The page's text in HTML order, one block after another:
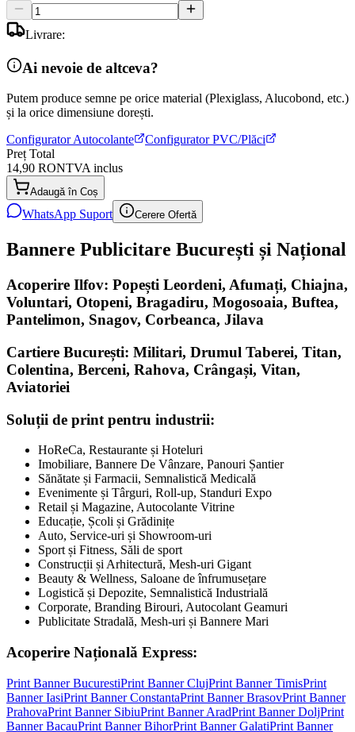
Livrare:
Ai nevoie de altceva?
Putem produce semne pe orice material (Plexiglass, Alucobond, etc.)
și la orice dimensiune dorești.
Configurator Autocolante
Configurator PVC/Plăci
Preț Total
14,90 RONTVA inclus
Adaugă în Coș
WhatsApp Suport Cerere Ofertă
Bannere Publicitare București și Național
Acoperire Ilfov: Popești Leordeni, Afumați, Chiajna,
Voluntari, Otopeni, Bragadiru, Mogosoaia, Buftea,
Pantelimon, Snagov, Corbeanca, Jilava
Cartiere București: Militari, Drumul Taberei, Titan,
Colentina, Berceni, Rahova, Crângași, Vitan,
Aviatoriei
Soluții de print pentru industrii:
HoReCa, Restaurante și Hoteluri
Imobiliare, Bannere De Vânzare, Panouri Șantier
Sănătate și Farmacii, Semnalistică Medicală
Evenimente și Târguri, Roll-up, Standuri Expo
Retail și Magazine, Autocolante Vitrine
Educație, Școli și Grădinițe
Auto, Service-uri și Showroom-uri
Sport și Fitness, Săli de sport
Construcții și Arhitectură, Mesh-uri Gigant
Beauty & Wellness, Saloane de înfrumusețare
Logistică și Depozite, Semnalistică Industrială
Corporate, Branding Birouri, Autocolant Geamuri
Publicitate Stradală, Mesh-uri și Bannere Mari
Acoperire Națională Express:
Print BannerBucurestiPrint BannerClujPrint BannerTimisPrint
BannerIasiPrint BannerConstantaPrint BannerBrasovPrint Banner
PrahovaPrint Banner SibiuPrint BannerAradPrint BannerDoljPrint
BannerBacauPrint BannerBihorPrint BannerGalatiPrint Banner